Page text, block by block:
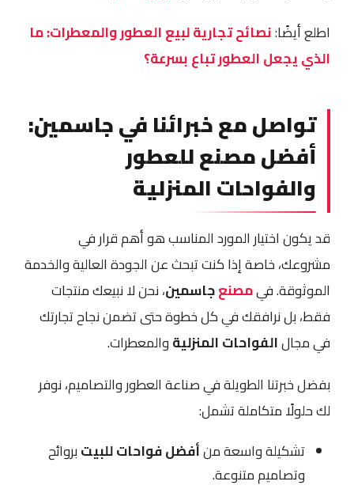
اطلع أيضًا:نصائح تجارية لبيع العطور والمعطرات: ما
الذي يجعل العطور تباع بسرعة؟
تواصل مع خبرائنا في جاسمين:
أفضل مصنع للعطور
والفواحات المنزلية
قد يكون اختيار المورد المناسب هو أهم قرار في
مشروعك، خاصة إذا كنت تبحث عن الجودة العالية والخدمة
الموثوقة. فيمصنعجاسمين، نحن لا نبيعك منتجات
فقط، بل نرافقك في كل خطوة حتى تضمن نجاح تجارتك
في مجالالفواحات المنزليةوالمعطرات.
بفضل خبرتنا الطويلة في صناعة العطور والتصاميم، نوفر
لك حلولًا متكاملة تشمل:
تشكيلة واسعة منأفضل فواحات للبيتبروائح
وتصاميم متنوعة.